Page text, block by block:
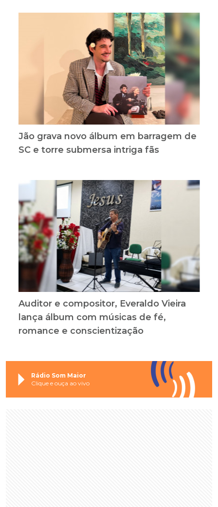
Jão grava novo álbum em barragem de
SC e torre submersa intriga fãs
Auditor e compositor, Everaldo Vieira
lança álbum com músicas de fé,
romance e conscientização
Rádio Som Maior
Clique e ouça ao vivo